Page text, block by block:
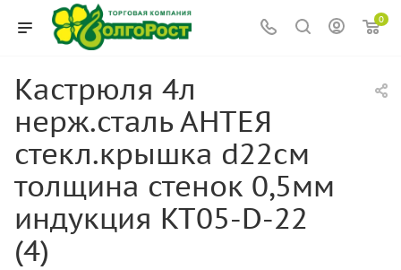
0
Кастрюля 4л
нерж.сталь АНТЕЯ
стекл.крышка d22см
толщина стенок 0,5мм
индукция KT05-D-22
(4)